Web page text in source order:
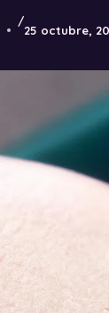
/
25 octubre,